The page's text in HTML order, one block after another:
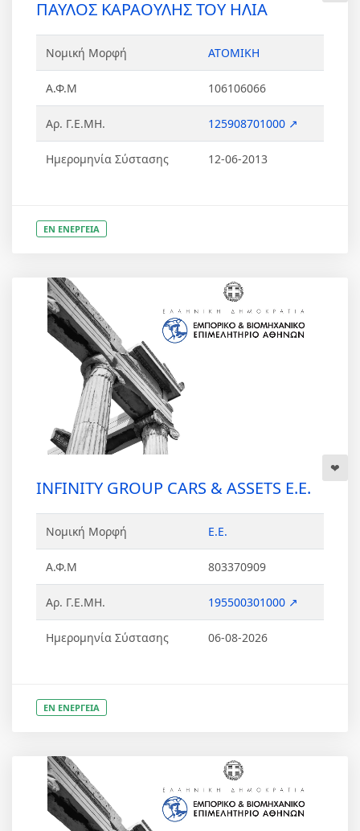
ΠΑΥΛΟΣ ΚΑΡΑΟΥΛΗΣ ΤΟΥ ΗΛΙΑ
Νομική Μορφή ΑΤΟΜΙΚΗ
Α.Φ.Μ 106106066
Αρ. Γ.Ε.ΜΗ. 125908701000 ↗
Ημερομηνία Σύστασης 12-06-2013
ΕΝ ΕΝΕΡΓΕΙΑ
INFINITY GROUP CARS & ASSETS Ε.Ε.
Νομική Μορφή Ε.Ε.
Α.Φ.Μ 803370909
Αρ. Γ.Ε.ΜΗ. 195500301000 ↗
Ημερομηνία Σύστασης 06-08-2026
ΕΝ ΕΝΕΡΓΕΙΑ